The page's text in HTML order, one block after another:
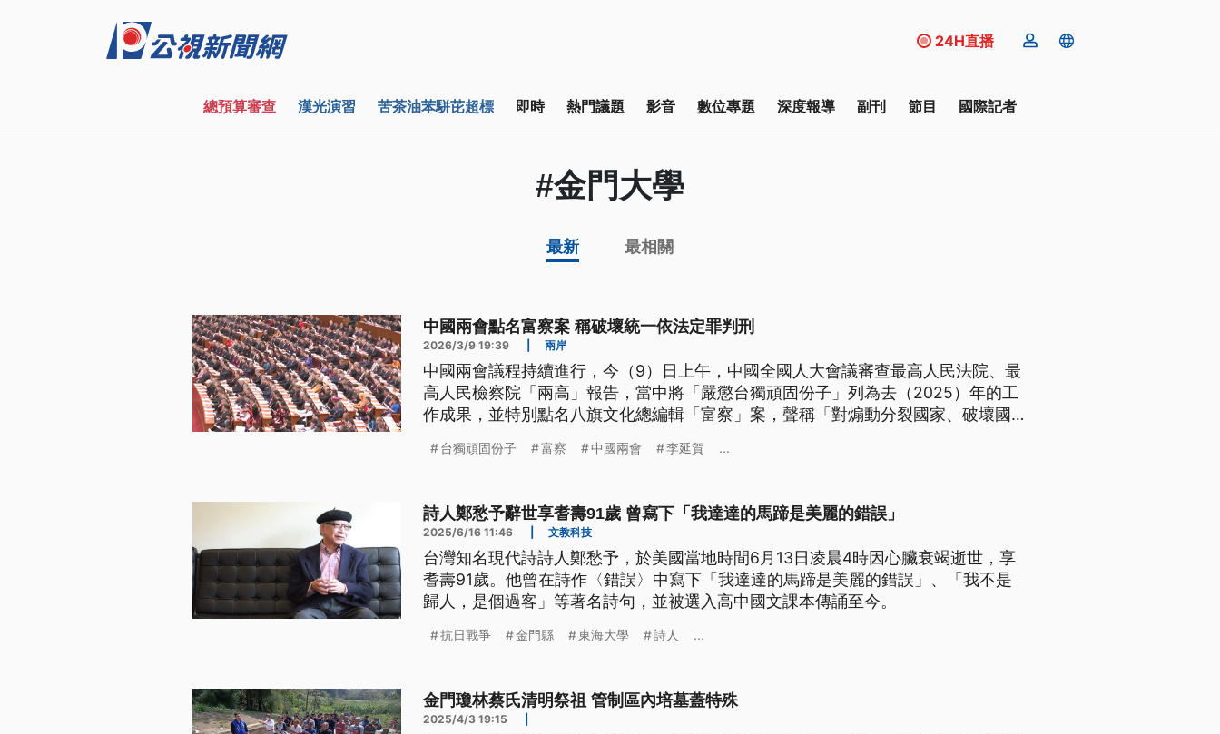
24H直播
總預算審查 漢光演習 苦茶油苯駢芘超標 即時 熱門議題 影音 數位專題 深度報導 副刊 節目 國際記者
#金門大學
最新 最相關
中國兩會點名富察案 稱破壞統一依法定罪判刑
2026/3/9 19:39 兩岸
中國兩會議程持續進行，今（9）日上午，中國全國人大會議審查最高人民法院、最
高人民檢察院「兩高」報告，當中將「嚴懲台獨頑固份子」列為去（2025）年的工
作成果，並特別點名八旗文化總編輯「富察」案，聲稱「對煽動分裂國家、破壞國家
為了壓制言論和出版自由，凸顯中共專制統治的本質。
台獨頑固份子 富察 中國兩會 李延賀 ...
詩人鄭愁予辭世享耆壽91歲 曾寫下「我達達的馬蹄是美麗的錯誤」
2025/6/16 11:46 文教科技
台灣知名現代詩詩人鄭愁予，於美國當地時間6月13日凌晨4時因心臟衰竭逝世，享
耆壽91歲。他曾在詩作〈錯誤〉中寫下「我達達的馬蹄是美麗的錯誤」、「我不是
歸人，是個過客」等著名詩句，並被選入高中國文課本傳誦至今。
抗日戰爭 金門縣 東海大學 詩人 ...
金門瓊林蔡氏清明祭祖 管制區內培墓蓋特殊
2025/4/3 19:15